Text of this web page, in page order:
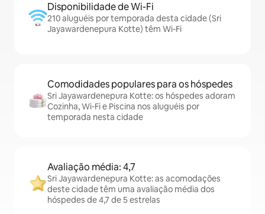
Disponibilidade de Wi-Fi
210 aluguéis por temporada desta cidade (Sri
Jayawardenepura Kotte) têm Wi-Fi
Comodidades populares para os hóspedes
Sri Jayawardenepura Kotte: os hóspedes adoram
Cozinha, Wi-Fi e Piscina nos aluguéis por
temporada nesta cidade
Avaliação média: 4,7
Sri Jayawardenepura Kotte: as acomodações
deste cidade têm uma avaliação média dos
hóspedes de 4,7 de 5 estrelas